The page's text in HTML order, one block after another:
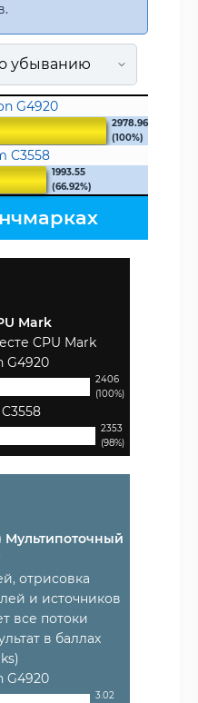
G4920
2978.96
(100%)
C3558
1993.55
(66.92%)
Mark
CPU Mark
G4920
2406
(100%)
2353
(98%)
Мультипоточный
отрисовка
и источников
все потоки
в баллах
G4920
3.02